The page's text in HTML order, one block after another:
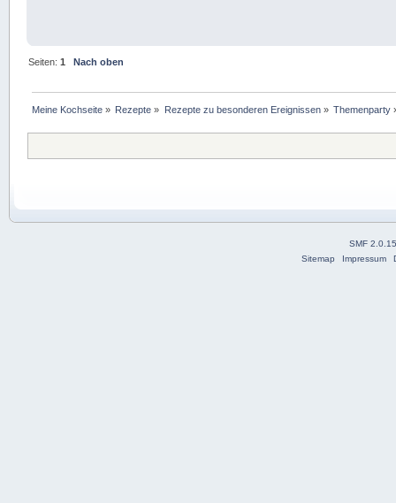
Seiten:1 Nach oben
Meine Kochseite » Rezepte » Rezepte zu besonderen Ereignissen» Themenparty
SMF
Sitemap
Impressum